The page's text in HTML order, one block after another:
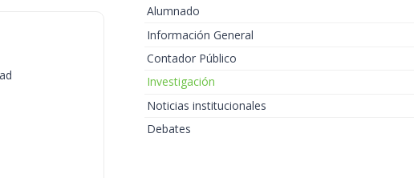
Alumnado
Información General
Contador Público
Investigación
Noticias institucionales
Debates